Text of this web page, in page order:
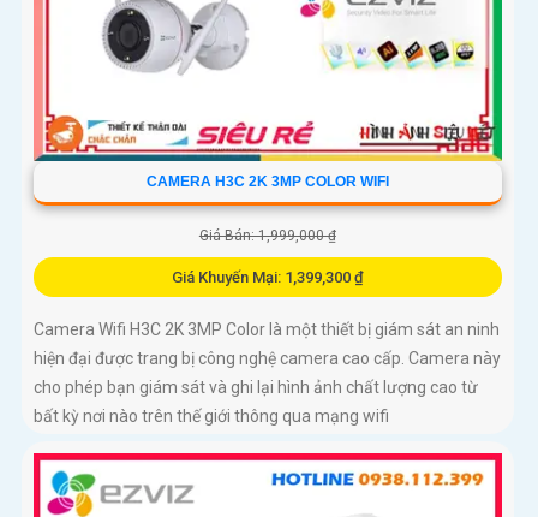
CAMERA H3C 2K 3MP COLOR WIFI
Giá Bán: 1,999,000 ₫
Giá Khuyến Mại: 1,399,300 ₫
Camera Wifi H3C 2K 3MP Color là một thiết bị giám sát an ninh
hiện đại được trang bị công nghệ camera cao cấp. Camera này
cho phép bạn giám sát và ghi lại hình ảnh chất lượng cao từ
bất kỳ nơi nào trên thế giới thông qua mạng wifi